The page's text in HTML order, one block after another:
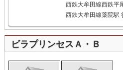
西鉄大牟田線西鉄平
西鉄大牟田線薬院駅
ビラプリンセスＡ・Ｂ